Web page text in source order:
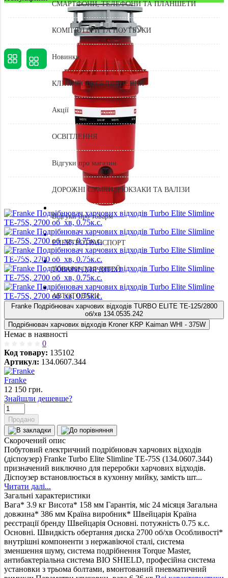
СМАРТФОНИ, ТЕЛЕФОНИ ТА ПЛАНШЕТИ
КОМП'ЮТЕРИ ТА НОУТБУКИ
Новинки
КЛІНІНГОВІ ОБЛАДНЕННЯ
Акції
ОСВІТЛЕННЯ
Відгуки про магазин
ДОРОЖНІ СУМКИ, РЮКЗАКИ ТА ВАЛІЗИ
Відгуки про товарм
ЕЛЕКТРОТРАНСПОРТ
ТОВАРИ ДЛЯ ДІТЕЙ
АВТОТОВАРИ
Franke Подрібнювач харчових відходів TURBO ELITE TE-125/2800
об/хв 134.0535.242
Подрібнювач харчових відходів Kroner KRP Kaiman WHI - 375W
Немає в наявності
0
Код товару: 135102
Артикул: 134.0607.344
Franke
12 150 грн.
Знайшли дешевше?
Продано
Скорочений опис
Побутовий електричний подрібнювач харчових відходів
(діспоузер) Franke Turbo Elite Slimline TE-75S (134.0607.344)
призначений виключно для переробки харчових відходів.
Діспоузер встановлюється в кухонну мийку, замість шт...
Читати далі...
Загальні характеристики
Вага* 3.9 кг Висота* 158 мм Гарантія, міс 24 місяця Загальна
довжина* 386 мм Країна виробник* Швейцарія Країна
реєстрації бренду Швейцарія Основні. потужність 0.75 к.с.
Основні. Швидкість обертання диска 2700 об/хв Особливості*
внутрішні компоненти з нержавіючої сталі, система
зменшення шуму, система подрібнення Torque Master,
антибактеріальна система BIO SHIELD, професійна система
установки з трьома болтами, вмонтований пневматичний